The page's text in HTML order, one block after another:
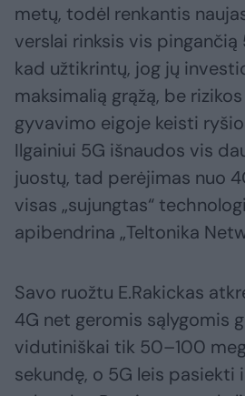
metų, todėl renkantis
verslai rinksis vis
kad užtikrintų, jog jų
maksimalią grąžą, be
gyvavimo eigoje keisti
Ilgainiui 5G išnaudos vis
juostų, tad perėjimas nuo
visas „sujungtas“
apibendrina „Teltonika
Savo ruožtu E.Rakickas
4G net geromis sąlygomis
vidutiniškai tik 50–100
sekundę, o 5G leis